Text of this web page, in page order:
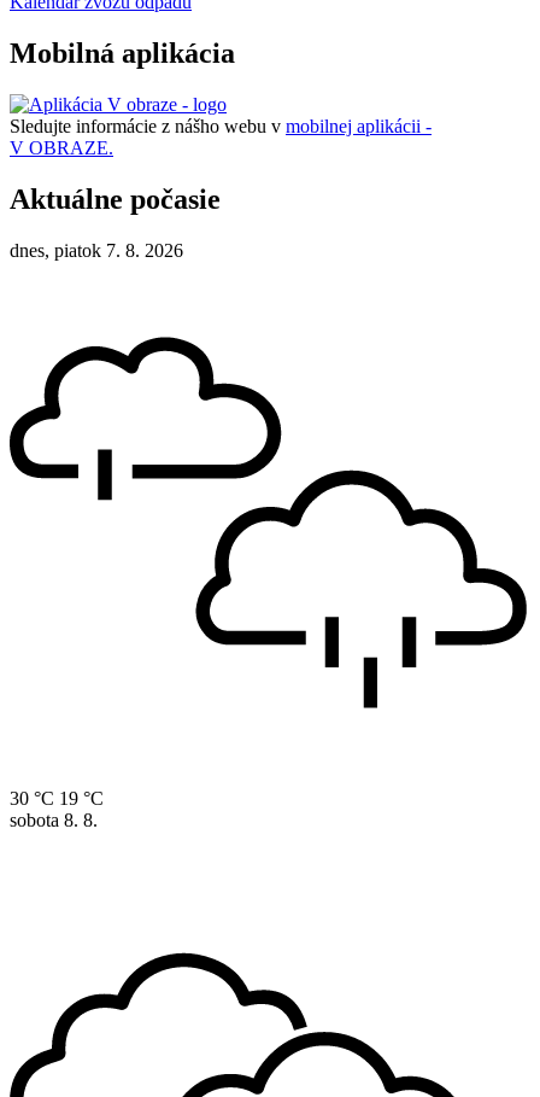
Mobilná aplikácia
Sledujte informácie z nášho webu v mobilnej aplikácii -
V OBRAZE.
Aktuálne počasie
dnes, piatok 7. 8. 2026
30 °C 19 °C
sobota 8. 8.